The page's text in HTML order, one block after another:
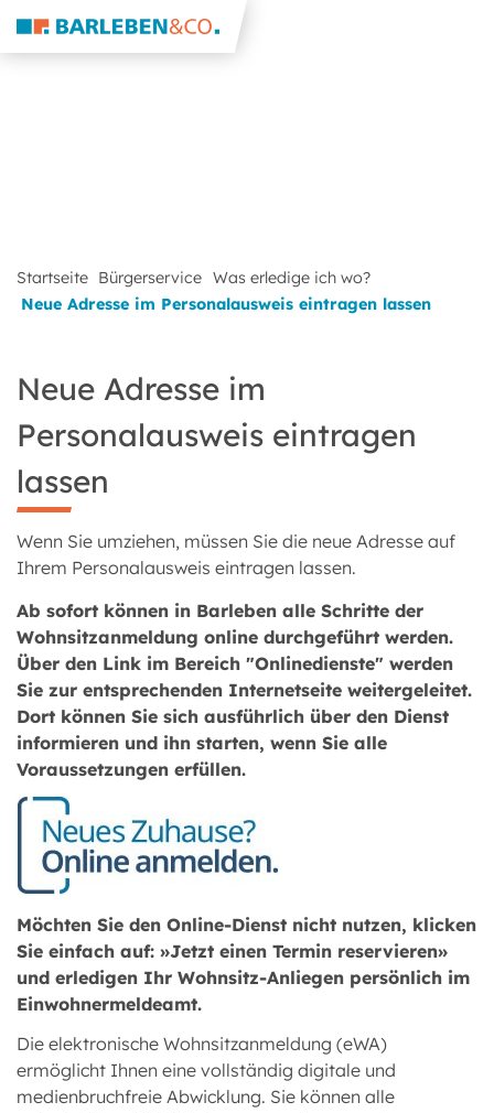
Startseite Bürgerservice Was erledige ich wo?
Neue Adresse im Personalausweis eintragen lassen
Neue Adresse im
Personalausweis eintragen
lassen
Wenn Sie umziehen, müssen Sie die neue Adresse auf
Ihrem Personalausweis eintragen lassen.
Ab sofort können in Barleben alle Schritte der
Wohnsitzanmeldung online durchgeführt werden.
Über den Link im Bereich "Onlinedienste" werden
Sie zur entsprechenden Internetseite weitergeleitet.
Dort können Sie sich ausführlich über den Dienst
informieren und ihn starten, wenn Sie alle
Voraussetzungen erfüllen.
Möchten Sie den Online-Dienst nicht nutzen, klicken
Sie einfach auf: »Jetzt einen Termin reservieren»
und erledigen Ihr Wohnsitz-Anliegen persönlich im
Einwohnermeldeamt.
Die elektronische Wohnsitzanmeldung (eWA)
ermöglicht Ihnen eine vollständig digitale und
medienbruchfreie Abwicklung. Sie können alle